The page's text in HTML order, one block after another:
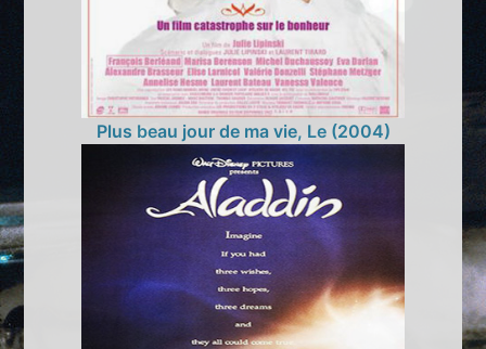
Plus beau jour de ma vie, Le (2004)